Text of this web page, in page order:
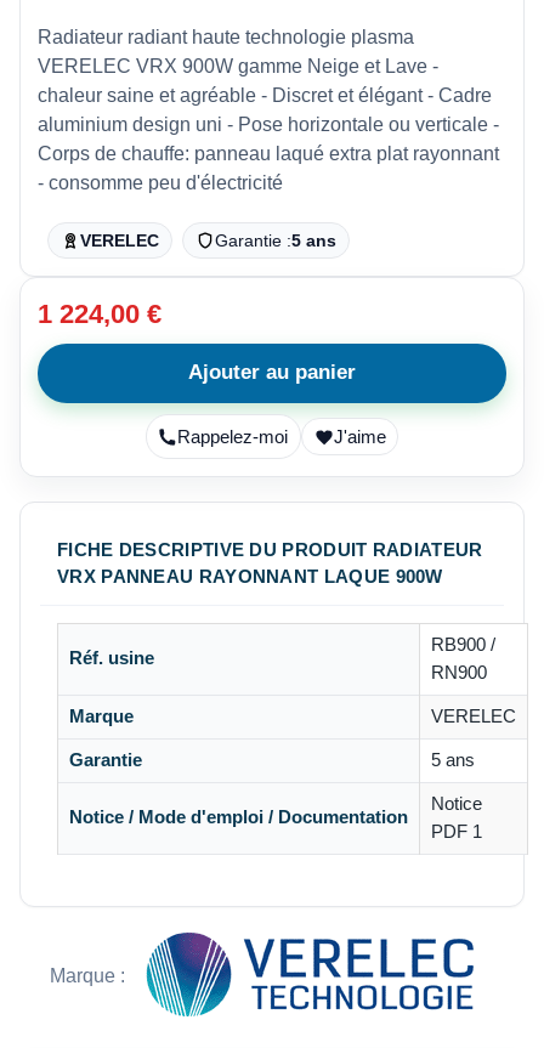
Radiateur radiant haute technologie plasma
VERELEC VRX 900W gamme Neige et Lave -
chaleur saine et agréable - Discret et élégant - Cadre
aluminium design uni - Pose horizontale ou verticale -
Corps de chauffe: panneau laqué extra plat rayonnant
- consomme peu d'électricité
VERELEC Garantie :5 ans
1 224,00 €
Ajouter au panier
Rappelez-moi J'aime
FICHE DESCRIPTIVE DU PRODUIT RADIATEUR
VRX PANNEAU RAYONNANT LAQUE 900W
Réf. usine
RB900 /
RN900
Marque VERELEC
Garantie 5 ans
Notice / Mode d'emploi / Documentation
Notice
PDF 1
Marque :